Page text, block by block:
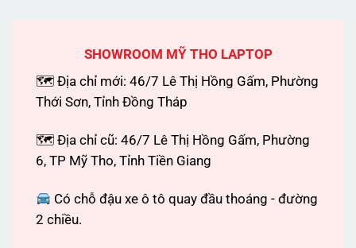
SHOWROOM MỸ THO LAPTOP
🗺 Địa chỉ mới: 46/7 Lê Thị Hồng Gấm, Phường
Thới Sơn, Tỉnh Đồng Tháp
🗺 Địa chỉ cũ: 46/7 Lê Thị Hồng Gấm, Phường
6, TP Mỹ Tho, Tỉnh Tiền Giang
Có chỗ đậu xe ô tô quay đầu thoáng - đường
2 chiều.